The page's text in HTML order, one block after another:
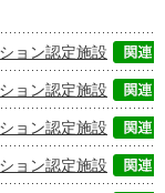
ョン認定施設
ョン認定施設
ョン認定施設
ョン認定施設